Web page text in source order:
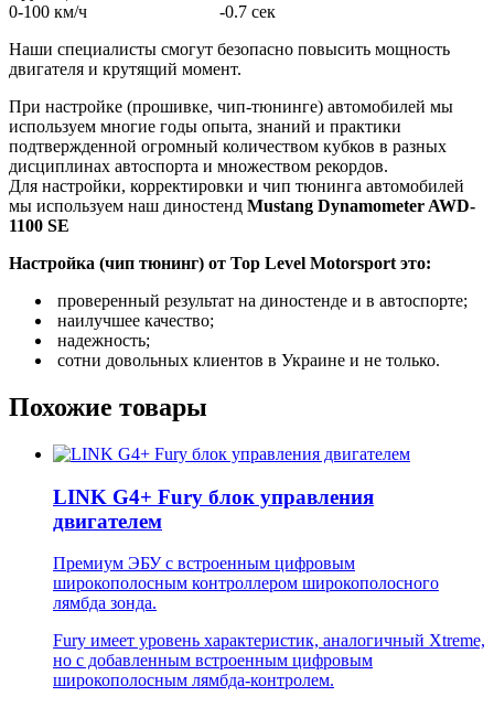
0-100 км/ч -0.7 сек
Наши специалисты смогут безопасно повысить мощность
двигателя и крутящий момент.
При настройке (прошивке, чип-тюнинге) автомобилей мы
используем многие годы опыта, знаний и практики
подтвержденной огромный количеством кубков в разных
дисциплинах автоспорта и множеством рекордов.
Для настройки, корректировки и чип тюнинга автомобилей
мы используем наш диностенд Mustang Dynamometer AWD-
1100 SE
Настройка (чип тюнинг) от Top Level Motorsport это:
проверенный результат на диностенде и в автоспорте;
наилучшее качество;
надежность;
сотни довольных клиентов в Украине и не только.
Похожие товары
LINK G4+ Fury блок управления
двигателем
Премиум ЭБУ с встроенным цифровым
широкополосным контроллером широкополосного
лямбда зонда.
Fury имеет уровень характеристик, аналогичный Xtreme,
но с добавленным встроенным цифровым
широкополосным лямбда-контролем.